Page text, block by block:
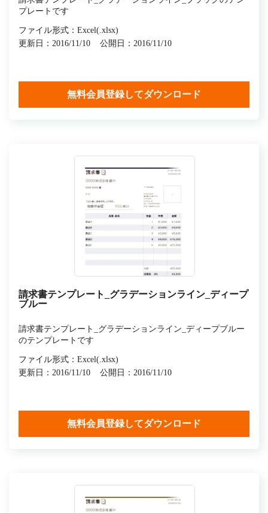
プレートです
ファイル形式：Excel(.xlsx)
更新日：2016/11/10
公開日：2016/11/10
無料会員登録してダウンロード
請求書テンプレート_グラデーションライン_ディープ
ブルー
請求書テンプレート_グラデーションライン_ディープブルー
のテンプレートです
ファイル形式：Excel(.xlsx)
更新日：2016/11/10
公開日：2016/11/10
無料会員登録してダウンロード